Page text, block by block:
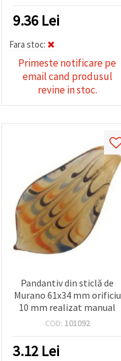
9.36 Lei
Fara stoc:
Primeste notificare pe
email cand produsul
revine in stoc.
Pandantiv din sticlă de
Murano 61x34 mm orificiu
10 mm realizat manual
COD: 101092
3.12 Lei